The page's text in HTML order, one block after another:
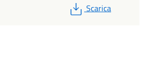
PDF
Scarica